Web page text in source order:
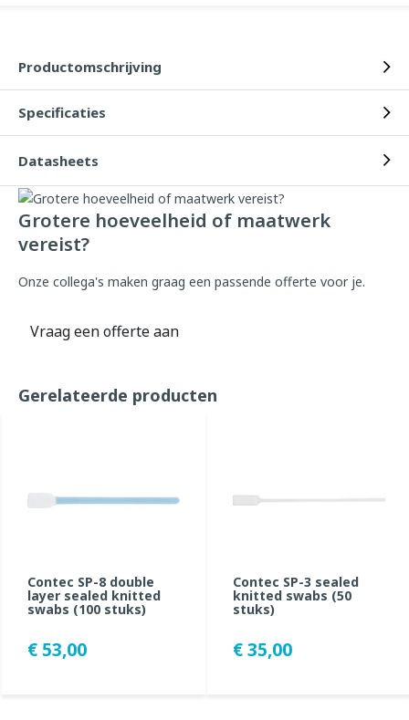
Productomschrijving
Specificaties
Datasheets
Grotere hoeveelheid of maatwerk
vereist?
Onze collega's maken graag een passende offerte voor je.
Vraag een offerte aan
Gerelateerde producten
Contec SP-8 double
layer sealed knitted
swabs (100 stuks)
€ 53,00
Contec SP-3 sealed
knitted swabs (50
stuks)
€ 35,00